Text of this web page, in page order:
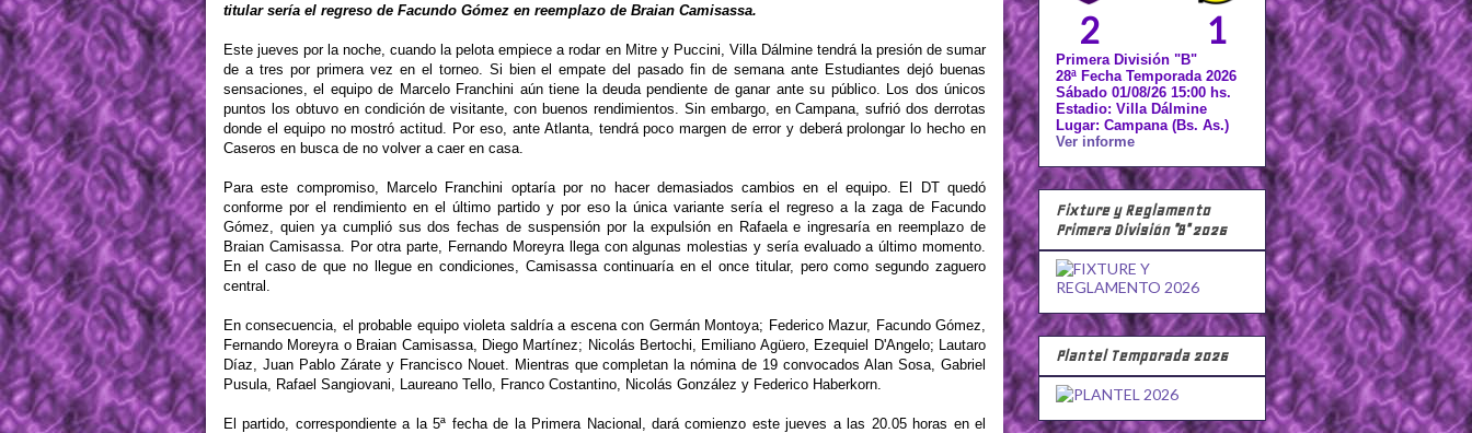
titular sería el regreso de Facundo Gómez en reemplazo de Braian Camisassa.
Este jueves por la noche, cuando la pelota empiece a rodar en Mitre y Puccini, Villa Dálmine tendrá la presión de sumar
de a tres por primera vez en el torneo. Si bien el empate del pasado fin de semana ante Estudiantes dejó buenas
sensaciones, el equipo de Marcelo Franchini aún tiene la deuda pendiente de ganar ante su público. Los dos únicos
puntos los obtuvo en condición de visitante, con buenos rendimientos. Sin embargo, en Campana, sufrió dos derrotas
donde el equipo no mostró actitud. Por eso, ante Atlanta, tendrá poco margen de error y deberá prolongar lo hecho en
Caseros en busca de no volver a caer en casa.
Para este compromiso, Marcelo Franchini optaría por no hacer demasiados cambios en el equipo. El DT quedó
conforme por el rendimiento en el último partido y por eso la única variante sería el regreso a la zaga de Facundo
Gómez, quien ya cumplió sus dos fechas de suspensión por la expulsión en Rafaela e ingresaría en reemplazo de
Braian Camisassa. Por otra parte, Fernando Moreyra llega con algunas molestias y sería evaluado a último momento.
En el caso de que no llegue en condiciones, Camisassa continuaría en el once titular, pero como segundo zaguero
central.
En consecuencia, el probable equipo violeta saldría a escena con Germán Montoya; Federico Mazur, Facundo Gómez,
Fernando Moreyra o Braian Camisassa, Diego Martínez; Nicolás Bertochi, Emiliano Agüero, Ezequiel D'Angelo; Lautaro
Díaz, Juan Pablo Zárate y Francisco Nouet. Mientras que completan la nómina de 19 convocados Alan Sosa, Gabriel
Pusula, Rafael Sangiovani, Laureano Tello, Franco Costantino, Nicolás González y Federico Haberkorn.
El partido, correspondiente a la 5ª fecha de la Primera Nacional, dará comienzo este jueves a las 20.05 horas en el
2 1
Primera División "B"
28ª Fecha Temporada 2026
Sábado 01/08/26 15:00 hs.
Estadio: Villa Dálmine
Lugar: Campana (Bs. As.)
Ver informe
Fixture y Reglamento
Primera División "B" 2026
Plantel Temporada 2026